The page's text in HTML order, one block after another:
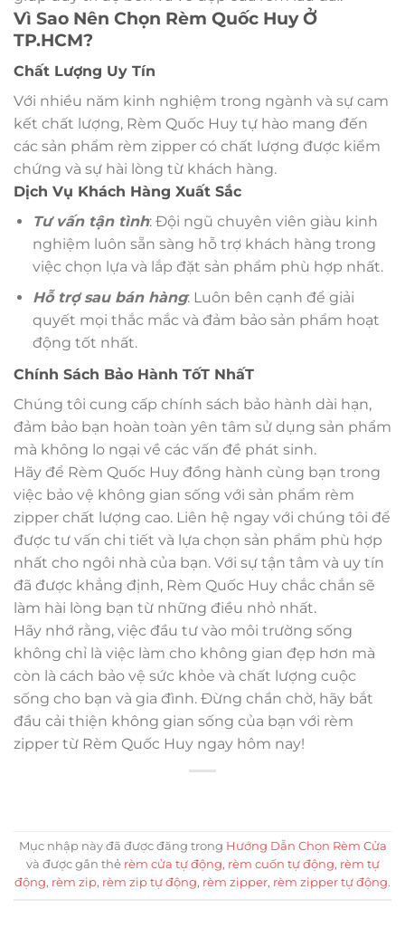
Vì Sao Nên Chọn Rèm Quốc Huy Ở
TP.HCM?
Chất Lượng Uy Tín
Với nhiều năm kinh nghiệm trong ngành và sự cam
kết chất lượng, Rèm Quốc Huy tự hào mang đến
các sản phẩm rèm zipper có chất lượng được kiểm
chứng và sự hài lòng từ khách hàng.
Dịch Vụ Khách Hàng Xuất Sắc
Tư vấn tận tình: Đội ngũ chuyên viên giàu kinh
nghiệm luôn sẵn sàng hỗ trợ khách hàng trong
việc chọn lựa và lắp đặt sản phẩm phù hợp nhất.
Hỗ trợ sau bán hàng: Luôn bên cạnh để giải
quyết mọi thắc mắc và đảm bảo sản phẩm hoạt
động tốt nhất.
Chính Sách Bảo Hành TốT NhấT
Chúng tôi cung cấp chính sách bảo hành dài hạn,
đảm bảo bạn hoàn toàn yên tâm sử dụng sản phẩm
mà không lo ngại về các vấn đề phát sinh.
Hãy để Rèm Quốc Huy đồng hành cùng bạn trong
việc bảo vệ không gian sống với sản phẩm rèm
zipper chất lượng cao. Liên hệ ngay với chúng tôi để
được tư vấn chi tiết và lựa chọn sản phẩm phù hợp
nhất cho ngôi nhà của bạn. Với sự tận tâm và uy tín
đã được khẳng định, Rèm Quốc Huy chắc chắn sẽ
làm hài lòng bạn từ những điều nhỏ nhất.
Hãy nhớ rằng, việc đầu tư vào môi trường sống
không chỉ là việc làm cho không gian đẹp hơn mà
còn là cách bảo vệ sức khỏe và chất lượng cuộc
sống cho bạn và gia đình. Đừng chần chờ, hãy bắt
đầu cải thiện không gian sống của bạn với rèm
zipper từ Rèm Quốc Huy ngay hôm nay!
Mục nhập này đã được đăng trong Hướng Dẫn Chọn Rèm Cửa
và được gắn thẻ rèm cửa tự động, rèm cuốn tự động, rèm tự
động, rèm zip, rèm zip tự động, rèm zipper, rèm zipper tự động.